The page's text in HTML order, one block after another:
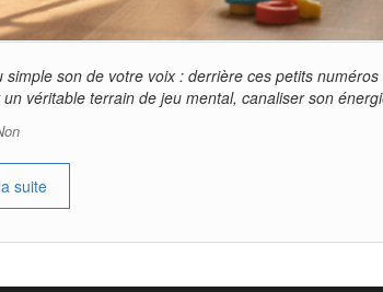
son de votre voix : derrière ces petits numéros
véritable terrain de jeu mental, canaliser son
suite